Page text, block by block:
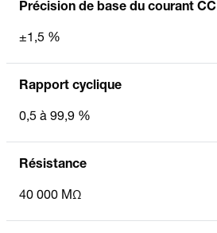
Précision de base du courant CC
±1,5 %
Rapport cyclique
0,5 à 99,9 %
Résistance
40 000 MΩ